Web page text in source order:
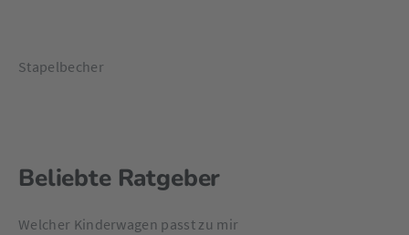
Stapelbecher
Beliebte Ratgeber
Welcher Kinderwagen passt zu mir